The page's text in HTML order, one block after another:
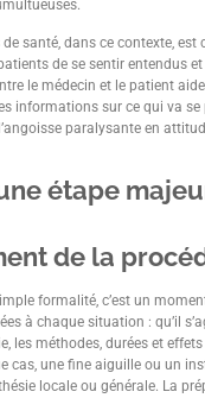
santé, dans ce contexte,
de se sentir entendus
le médecin et le patient
informations sur ce qui va se
paralysante en
étape
de la
formalité, c’est un
à chaque situation : qu’il
les méthodes, durées et
cas, une fine aiguille ou un
locale ou générale. La